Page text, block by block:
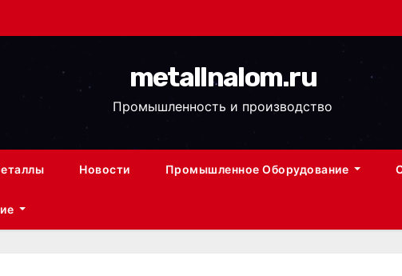
metallnalom.ru
Промышленность и производство
Новости Промышленное Оборудование